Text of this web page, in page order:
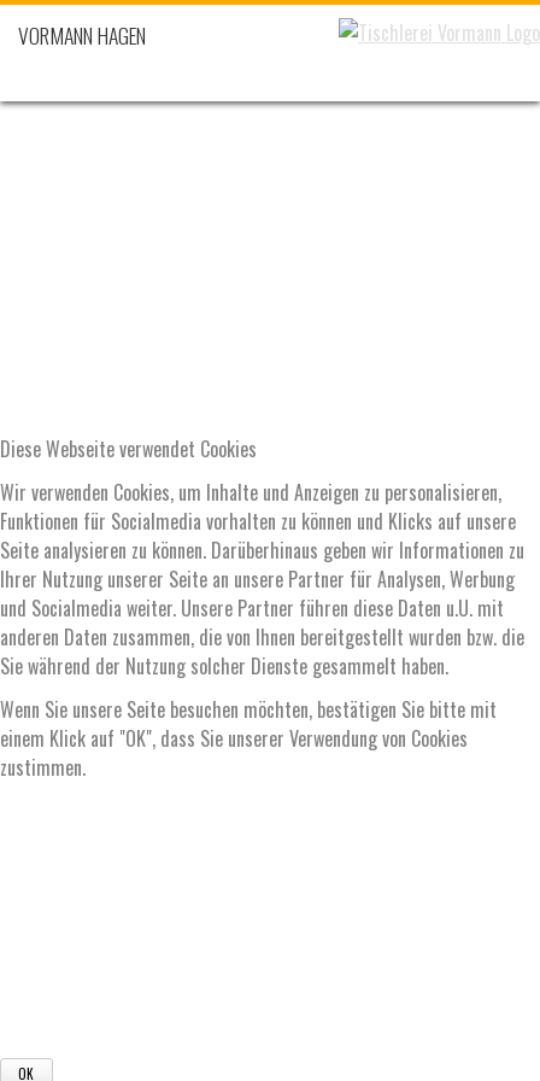
Diese Webseite verwendet Cookies
Wir verwenden Cookies, um Inhalte und Anzeigen zu personalisieren,
Funktionen für Socialmedia vorhalten zu können und Klicks auf unsere
Seite analysieren zu können. Darüberhinaus geben wir Informationen zu
Ihrer Nutzung unserer Seite an unsere Partner für Analysen, Werbung
und Socialmedia weiter. Unsere Partner führen diese Daten u.U. mit
anderen Daten zusammen, die von Ihnen bereitgestellt wurden bzw. die
Sie während der Nutzung solcher Dienste gesammelt haben.
Wenn Sie unsere Seite besuchen möchten, bestätigen Sie bitte mit
einem Klick auf "OK", dass Sie unserer Verwendung von Cookies
zustimmen.
VORMANN HAGEN